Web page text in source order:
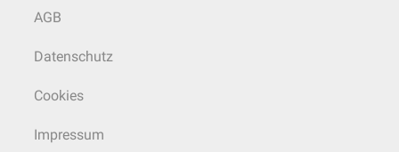
AGB
Datenschutz
Cookies
Impressum